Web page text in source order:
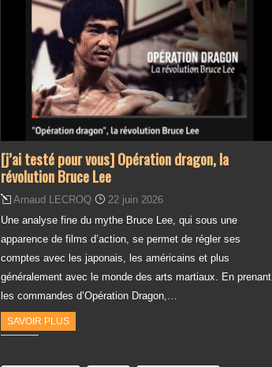
[j’ai testé pour vous] Opération dragon, la
révolution Bruce Lee
Arnaud LECROQ
22 juin 2026
Une analyse fine du mythe Bruce Lee, qui sous une
apparence de films d’action, se permet de régler ses
comptes avec les japonais, les américains et plus
généralement avec le monde des arts martiaux. En prenant
les commandes d’Opération Dragon,…
SAVOIR PLUS